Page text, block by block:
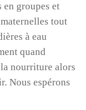
groupes et
tout
à eau
quand
nourriture alors
Nous espérons